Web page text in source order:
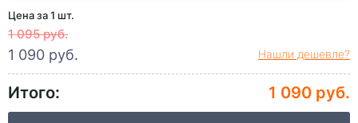
Цена за 1 шт.
1 095 руб.
1 090 руб. Нашли дешевле?
Итого: 1 090 руб.